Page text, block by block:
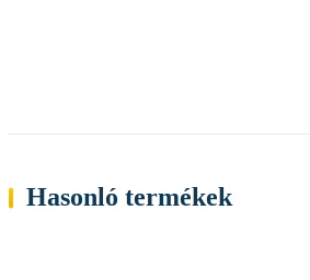
Hasonló termékek